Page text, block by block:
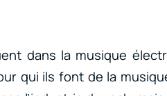
dans la musique
qui ils font de la